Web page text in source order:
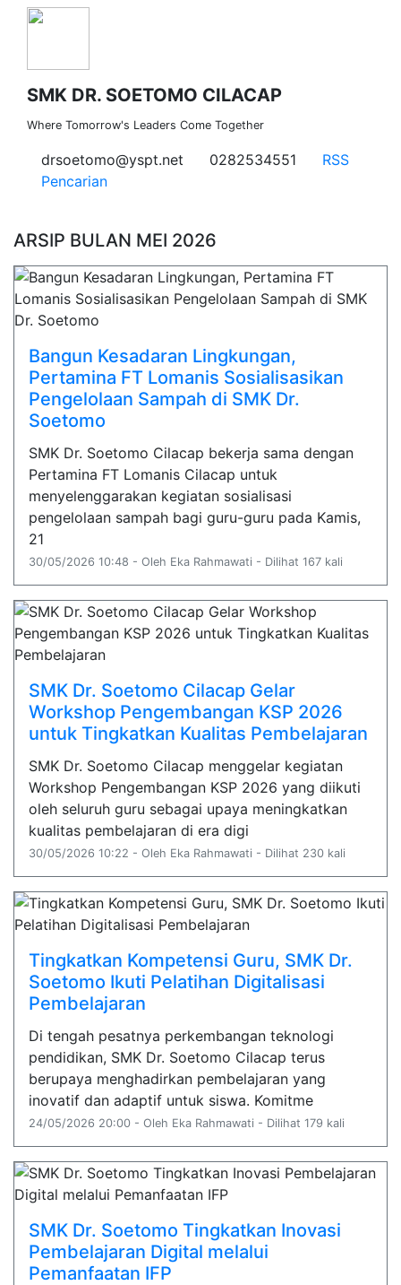
SMK DR. SOETOMO CILACAP
Where Tomorrow's Leaders Come Together
drsoetomo@yspt.net 0282534551
RSS
Pencarian
ARSIP BULAN MEI 2026
Bangun Kesadaran Lingkungan,
Pertamina FT Lomanis Sosialisasikan
Pengelolaan Sampah di SMK Dr.
Soetomo
SMK Dr. Soetomo Cilacap bekerja sama dengan
Pertamina FT Lomanis Cilacap untuk
menyelenggarakan kegiatan sosialisasi
pengelolaan sampah bagi guru-guru pada Kamis,
21
30/05/2026 10:48 - Oleh Eka Rahmawati - Dilihat 167 kali
SMK Dr. Soetomo Cilacap Gelar
Workshop Pengembangan KSP 2026
untuk Tingkatkan Kualitas Pembelajaran
SMK Dr. Soetomo Cilacap menggelar kegiatan
Workshop Pengembangan KSP 2026 yang diikuti
oleh seluruh guru sebagai upaya meningkatkan
kualitas pembelajaran di era digi
30/05/2026 10:22 - Oleh Eka Rahmawati - Dilihat 230 kali
Tingkatkan Kompetensi Guru, SMK Dr.
Soetomo Ikuti Pelatihan Digitalisasi
Pembelajaran
Di tengah pesatnya perkembangan teknologi
pendidikan, SMK Dr. Soetomo Cilacap terus
berupaya menghadirkan pembelajaran yang
inovatif dan adaptif untuk siswa. Komitme
24/05/2026 20:00 - Oleh Eka Rahmawati - Dilihat 179 kali
SMK Dr. Soetomo Tingkatkan Inovasi
Pembelajaran Digital melalui
Pemanfaatan IFP